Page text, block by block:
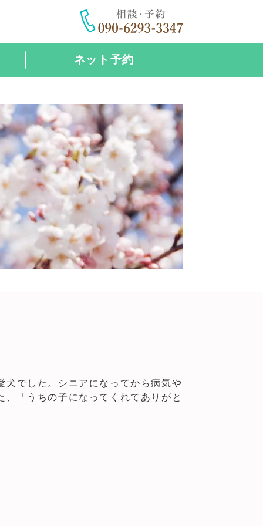
ネット予約
犬でした。シニアになってから病気や
「うちの子になってくれてありがと